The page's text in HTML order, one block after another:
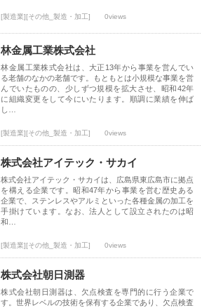
[製造業][その他_製造・加工] 0views
林金属工業株式会社
林金属工業株式会社は、大正13年から事業を営んでい
る老舗のなかの老舗です。もともとは小規模な事業を営
んでいたものの、少しずつ規模を拡大させ、昭和42年
に組織変更をして今にいたります。順調に業績を伸ば
し…
[製造業][その他_製造・加工] 0views
株式会社アイテック・サカイ
株式会社アイテック・サカイは、広島県東広島市に拠点
を構える企業です。昭和47年から事業を営む歴史ある
企業で、ステンレスやアルミといった各種金属の加工を
手掛けています。なお、法人として設立されたのは昭
和…
[製造業][その他_製造・加工] 0views
株式会社朝日測器
株式会社朝日測器は、欠点検査を専門的に行う企業で
す。世界レベルの技術を保有する企業であり、欠点検査